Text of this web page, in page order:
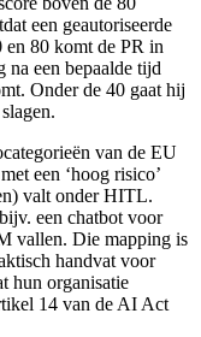
een geautoriseerde
80 komt de PR in
na een bepaalde tijd
Onder de 40 gaat hij
van de EU
een ‘hoog risico’
valt onder HITL.
een chatbot voor
vallen. Die mapping is
handvat voor
hun organisatie
14 van de AI Act